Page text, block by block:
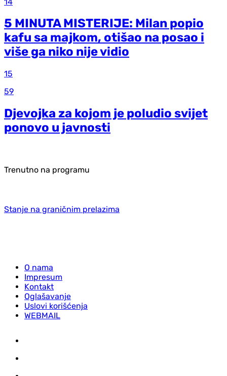
5 MINUTA MISTERIJE: Milan popio
kafu sa majkom, otišao na posao i
više ga niko nije vidio
15
59
Djevojka za kojom je poludio svijet
ponovo u javnosti
Trenutno na programu
Stanje na graničnim prelazima
O nama
Impresum
Kontakt
Oglašavanje
Uslovi korišćenja
WEBMAIL